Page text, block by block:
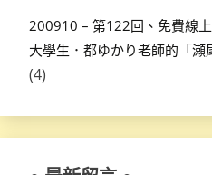
200910 – 第122回、免費線
大學生．都ゆかり老師的「瀬
(4)